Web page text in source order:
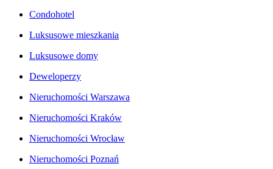
Condohotel
Luksusowe mieszkania
Luksusowe domy
Deweloperzy
Nieruchomości Warszawa
Nieruchomości Kraków
Nieruchomości Wrocław
Nieruchomości Poznań